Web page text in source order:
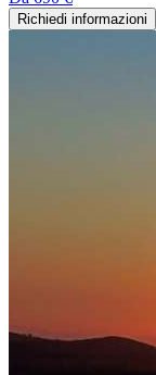
Richiedi informazioni